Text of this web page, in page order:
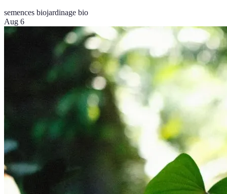
semences biojardinage bio
Aug 6